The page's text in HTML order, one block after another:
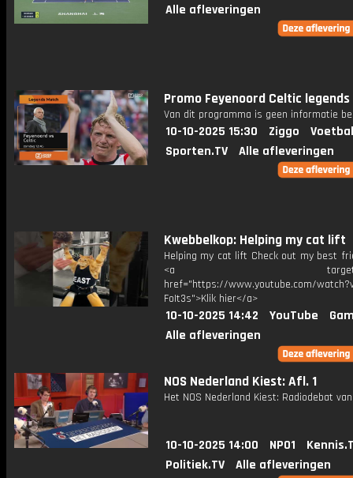
Alle afleveringen
Promo Feyenoord Celtic
Van dit programma is geen informatie
10-10-2025 15:30 Ziggo
Sporten.TV
Alle afleveringen
Kwebbelkop: Helping my cat lift
Helping my cat lift Check out my best
<a
href="https://www.youtube.com/
FoIt3s">Klik hier</a>
10-10-2025 14:42 YouTube
Alle afleveringen
NOS Nederland Kiest: Afl. 1
Het NOS Nederland Kiest: Radiodebat
10-10-2025 14:00 NPO1
Politiek.TV
Alle afleveringen